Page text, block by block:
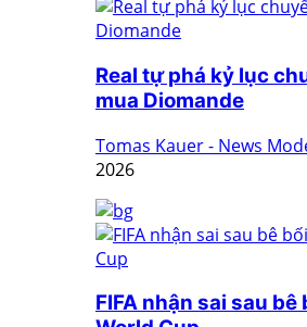
Real tự phá kỷ lục
mua Diomande
Tomas Kauer - News
2026
FIFA nhận sai sau bê